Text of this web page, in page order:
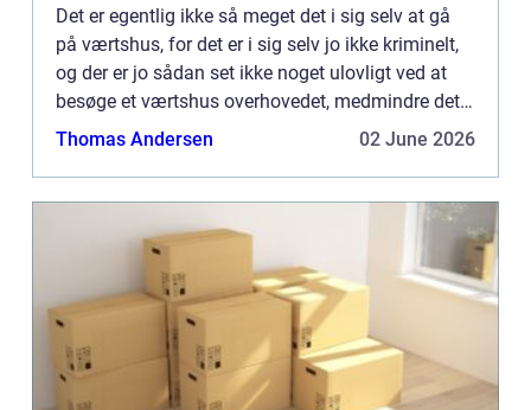
Det er egentlig ikke så meget det i sig selv at gå
på værtshus, for det er i sig selv jo ikke kriminelt,
og der er jo sådan set ikke noget ulovligt ved at
besøge et værtshus overhovedet, medmindre det
er et ...
Thomas Andersen 02 June 2026